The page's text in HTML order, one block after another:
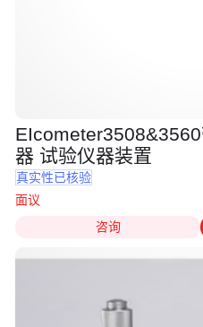
器 试验仪器装置
真实性已核验
面议
咨询